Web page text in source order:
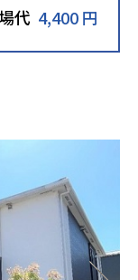
代 4,400 円